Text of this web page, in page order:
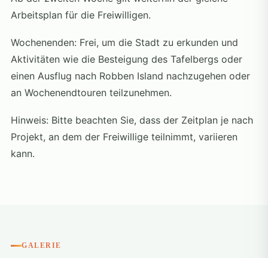
Arbeitsplan für die Freiwilligen.
Wochenenden: Frei, um die Stadt zu erkunden und
Aktivitäten wie die Besteigung des Tafelbergs oder
einen Ausflug nach Robben Island nachzugehen oder
an Wochenendtouren teilzunehmen.
Hinweis: Bitte beachten Sie, dass der Zeitplan je nach
Projekt, an dem der Freiwillige teilnimmt, variieren
kann.
GALERIE